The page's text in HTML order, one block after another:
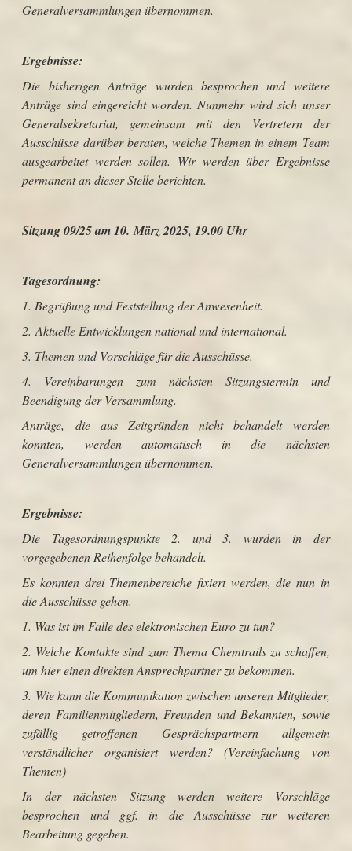
Generalversammlungen übernommen.
Ergebnisse:
Die bisherigen Anträge wurden besprochen und weitere
Anträge sind eingereicht worden. Nunmehr wird sich unser
Generalsekretariat, gemeinsam mit den Vertretern der
Ausschüsse darüber beraten, welche Themen in einem Team
ausgearbeitet werden sollen. Wir werden über Ergebnisse
permanent an dieser Stelle berichten.
Sitzung 09/25 am 10. März 2025, 19.00 Uhr
Tagesordnung:
1. Begrüßung und Feststellung der Anwesenheit.
2. Aktuelle Entwicklungen national und international.
3. Themen und Vorschläge für die Ausschüsse.
4. Vereinbarungen zum nächsten Sitzungstermin und
Beendigung der Versammlung.
Anträge, die aus Zeitgründen nicht behandelt werden
konnten, werden automatisch in die nächsten
Generalversammlungen übernommen.
Ergebnisse:
Die Tagesordnungspunkte 2. und 3. wurden in der
vorgegebenen Reihenfolge behandelt.
Es konnten drei Themenbereiche fixiert werden, die nun in
die Ausschüsse gehen.
1. Was ist im Falle des elektronischen Euro zu tun?
2. Welche Kontakte sind zum Thema Chemtrails zu schaffen,
um hier einen direkten Ansprechpartner zu bekommen.
3. Wie kann die Kommunikation zwischen unseren Mitglieder,
deren Familienmitgliedern, Freunden und Bekannten, sowie
zufällig getroffenen Gesprächspartnern allgemein
verständlicher organisiert werden?
(Vereinfachung von
Themen)
In der nächsten Sitzung werden weitere Vorschläge
besprochen und ggf. in die Ausschüsse zur weiteren
Bearbeitung gegeben.